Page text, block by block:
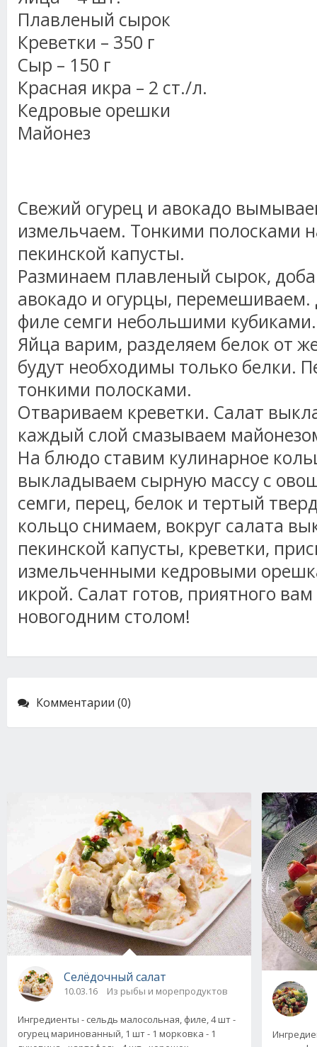
Плавленый сырок
Креветки – 350 г
Сыр – 150 г
Красная икра – 2 ст./л.
Кедровые орешки
Майонез
Свежий огурец и авокадо
измельчаем. Тонкими полосками
пекинской капусты.
Разминаем плавленый сырок,
авокадо и огурцы, перемешиваем.
филе семги небольшими кубиками.
Яйца варим, разделяем белок от
будут необходимы только белки.
тонкими полосками.
Отвариваем креветки. Салат
каждый слой смазываем
На блюдо ставим кулинарное
выкладываем сырную массу с
семги, перец, белок и тертый
кольцо снимаем, вокруг салата
пекинской капусты, креветки,
измельченными кедровыми
икрой. Салат готов, приятного
новогодним столом!
Комментарии (0)
Селёдочный салат
10.03.16 Из рыбы и морепродуктов
Ингредиенты - сельдь малосольная, филе, 4 шт -
огурец маринованный, 1 шт - 1 морковка - 1